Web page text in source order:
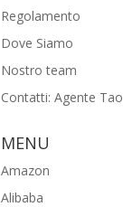
Regolamento
Dove Siamo
Nostro team
Contatti: Agente
MENU
Amazon
Alibaba